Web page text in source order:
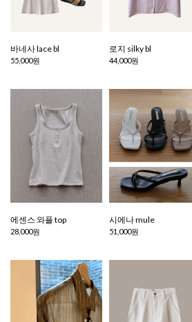
바네사 lace bl
55,000원
로지 silky bl
44,000원
에센스 와플 top
28,000원
시에나 mule
51,000원